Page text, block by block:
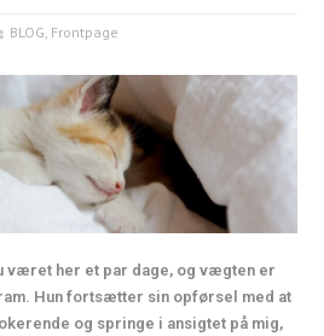
BLOG, Frontpage
været her et par dage, og vægten er
Hun fortsætter sin opførsel med at
og springe i ansigtet på mig,